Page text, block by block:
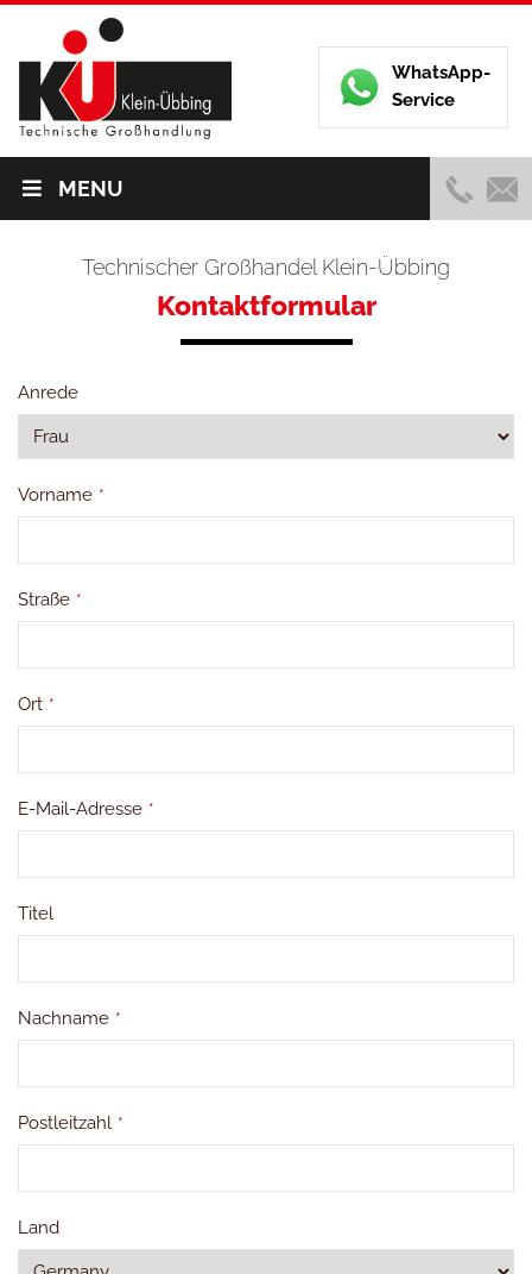
WhatsApp-
Service
MENU
Technischer Großhandel Klein-Übbing
Kontaktformular
Anrede
Vorname *
Straße *
Ort *
E-Mail-Adresse *
Titel
Nachname *
Postleitzahl *
Land